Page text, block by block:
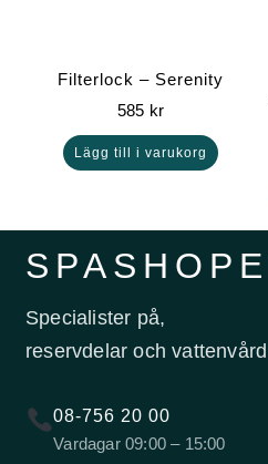
Filterlock – Serenity
585 kr
Lägg till i varukorg
Specialister på,
reservdelar och
08-756 20 00
Vardagar 09:00 – 15:00